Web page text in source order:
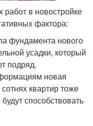
в новостройке
фактора:
фундамента нового
усадки, который
подряд.
новая
квартир тоже
способствовать